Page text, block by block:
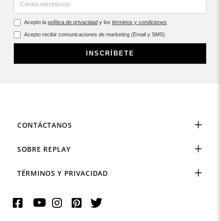
Acepto la política de privacidad y los términos y condiciones
Acepto recibir comunicaciones de marketing (Email y SMS)
INSCRÍBETE
CONTÁCTANOS
SOBRE REPLAY
TÉRMINOS Y PRIVACIDAD